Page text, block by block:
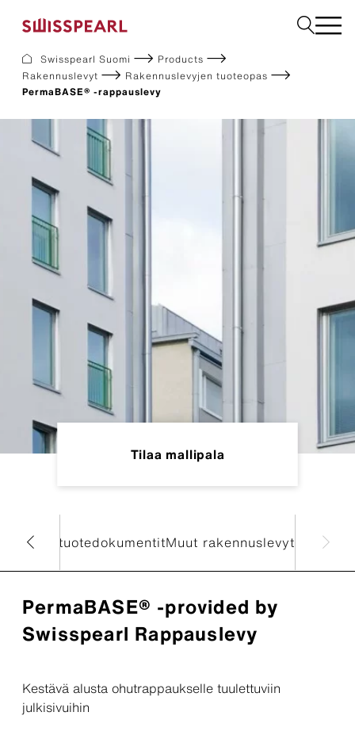
Meistä
Palvelut
Inspiraatio
Kestävä kehitys
Julkisivulevyt
Rakennuslevyt
Sisätilalevyt
Ladattavat dokumentit
Swisspearl Suomi
Products
Rakennuslevyt
Rakennuslevyjen tuoteopas
PermaBASE® -rappauslevy
Tilaa mallipala
tuotedokumentitMuut rakennuslevyt
PermaBASE® -provided by
Swisspearl Rappauslevy
Kestävä alusta ohutrappaukselle tuulettuviin
julkisivuihin